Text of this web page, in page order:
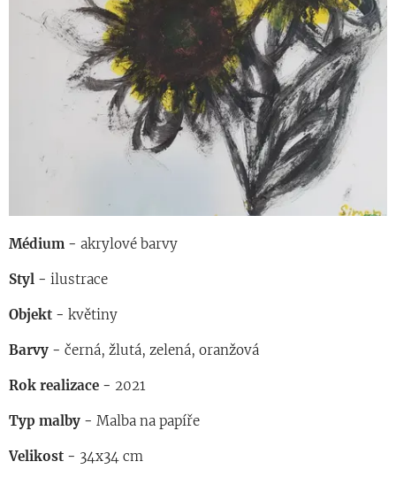
Médium - akrylové barvy
Styl - ilustrace
Objekt - květiny
Barvy - černá, žlutá, zelená, oranžová
Rok realizace - 2021
Typ malby - Malba na papíře
Velikost - 34x34 cm